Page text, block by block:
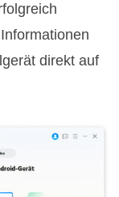
direkt auf